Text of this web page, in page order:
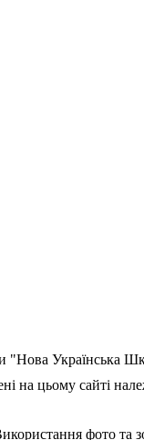
"Нова Українська
на цьому сайті
фото та